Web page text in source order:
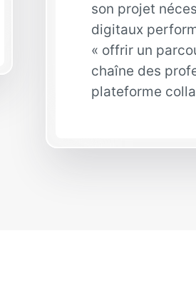
son projet
digitaux
« offrir un
chaîne des
plateforme